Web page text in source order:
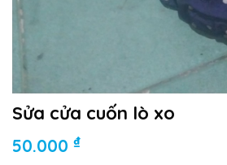
Sửa cửa cuốn lò xo
50.000 ₫